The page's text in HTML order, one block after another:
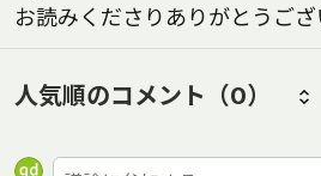
お読みくださりありがとうござ
人気順のコメント （0）